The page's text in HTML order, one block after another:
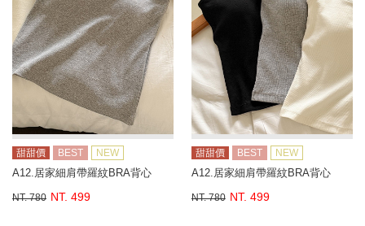
甜甜價 BEST NEW
A12.居家細肩帶羅紋BRA背心
NT. 780 NT. 499
甜甜價 BEST NEW
A12.居家細肩帶羅紋BRA背心
NT. 780 NT. 499